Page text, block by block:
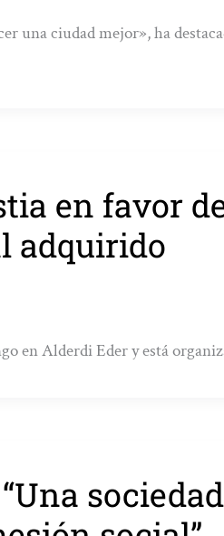
una ciudad mejor», ha
en favor
adquirido
en Alderdi Eder y está